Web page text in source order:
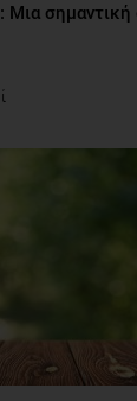
Μια